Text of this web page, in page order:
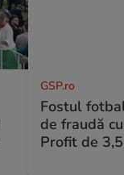
GSP.ro
Fostul
de fraudă
Profit de